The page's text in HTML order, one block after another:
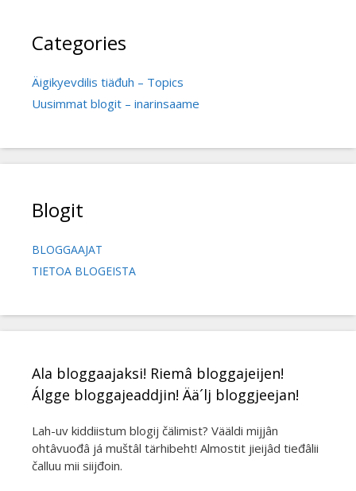
Categories
Äigikyevdilis tiäđuh – Topics
Uusimmat blogit – inarinsaame
Blogit
BLOGGAAJAT
TIETOA BLOGEISTA
Ala bloggaajaksi! Riemâ bloggajeijen!
Álgge bloggajeaddjin! Ää´lj bloggjeejan!
Lah-uv kiddiistum blogij čälimist? Vääldi mijjân
ohtâvuođâ já muštâl tärhibeht! Almostit jieijâd tieđâlii
čalluu mii siijđoin.